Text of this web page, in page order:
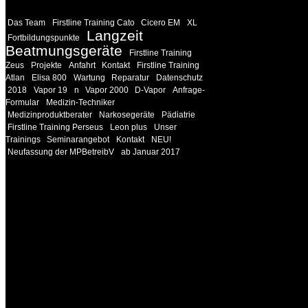
Das Team Firstline Training Cato Cicero EM
XL
Fortbildungspunkte
Langzeit
Beatmungsgeräte
Firstline Training
Zeus
Projekte Anfahrt Kontakt
Firstline Training
Atlan
Elisa 800 Wartung Reparatur
Datenschutz
2018
Vapor 19 n Vapor 2000 D-Vapor
Anfrage-
Formular
Medizin-Techniker
Medizinproduktberater
Narkosegeräte
Pädiatrie
Firstline Training Perseus
Leon plus
Unser
Trainings
Seminarangebot Kontakt
NEU!
Neufassung der MPBetreibV
ab Januar 2017